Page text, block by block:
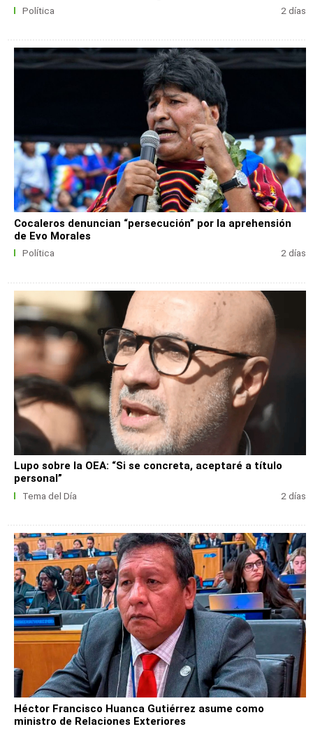
Política 2 días
Cocaleros denuncian “persecución” por la aprehensión
de Evo Morales
Política 2 días
Lupo sobre la OEA: “Si se concreta, aceptaré a título
personal”
Tema del Día 2 días
Héctor Francisco Huanca Gutiérrez asume como
ministro de Relaciones Exteriores